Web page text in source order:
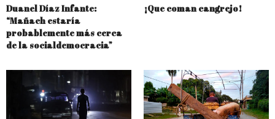
Duanel Díaz Infante:
“Mañach estaría
probablemente más cerca
de la socialdemocracia”
¡Que coman cangrejo!